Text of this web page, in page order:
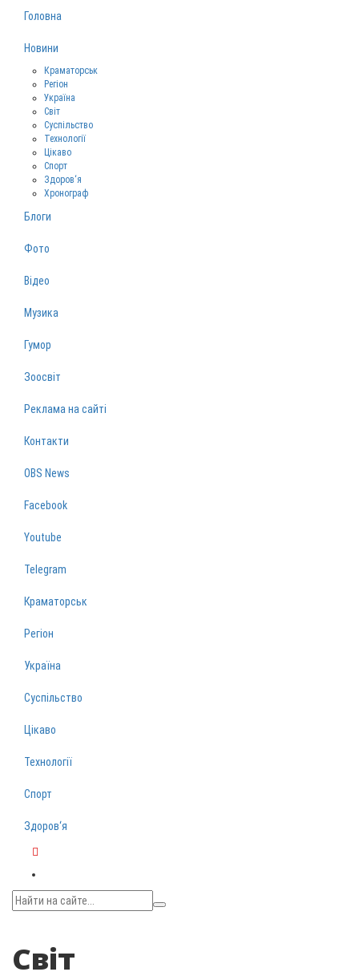
Головна
Новини
Краматорськ
Регіон
Україна
Світ
Суспільство
Технології
Цікаво
Спорт
Здоров‘я
Хронограф
Блоги
Фото
Відео
Музика
Гумор
Зоосвіт
Реклама на сайті
Контакти
OBS News
Facebook
Youtube
Telegram
Краматорськ
Регіон
Україна
Суспільство
Цікаво
Технології
Спорт
Здоров‘я
Світ